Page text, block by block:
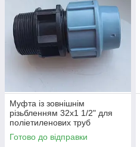
Муфта із зовнішнім
різьбленням 32х1 1/2" для
поліетиленових труб
компресійне з'єднання PN16
Готово до відправки